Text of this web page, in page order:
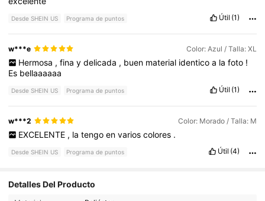
Desde SHEIN US Programa de puntos Útil (1)
w***e Color: Azul / Talla: XL
Hermosa , fina y delicada , buen material identico a la foto !
Es bellaaaaaa
Desde SHEIN US Programa de puntos Útil (1)
w***2 Color: Morado / Talla: M
EXCELENTE , la tengo en varios colores .
Desde SHEIN US Programa de puntos Útil (4)
Detalles Del Producto